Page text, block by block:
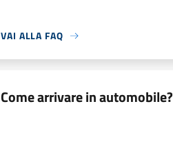
VAI ALLA FAQ
Come arrivare in automobile?